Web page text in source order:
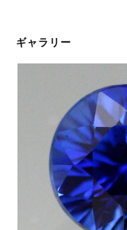
ギャラリー